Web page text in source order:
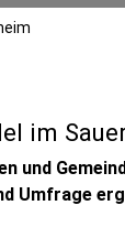
im
und
Umfrage